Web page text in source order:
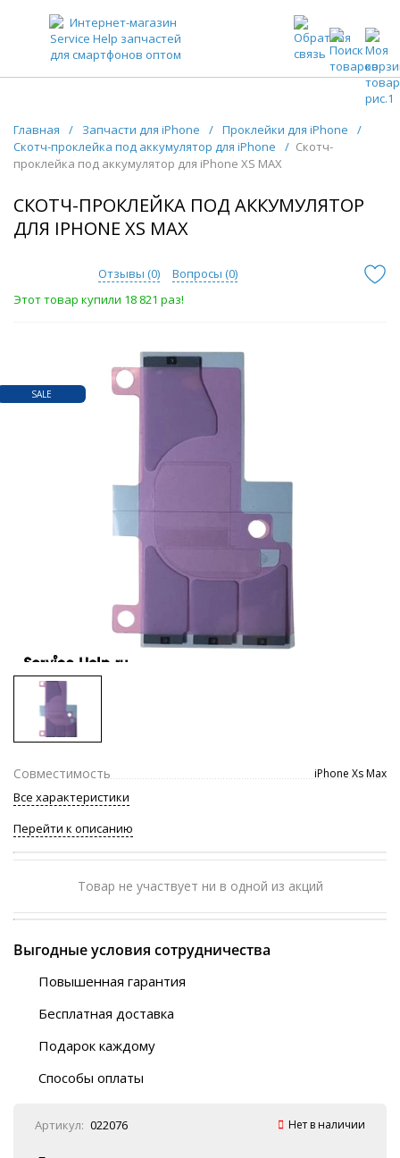
ЗАПЧАСТИ ДЛЯ ТЕЛЕФОНОВ ОПТОМ
Главная / Запчасти для iPhone / Проклейки для iPhone
/
Скотч-проклейка под аккумулятор для iPhone
/ Скотч-
проклейка под аккумулятор для iPhone XS MAX
СКОТЧ-ПРОКЛЕЙКА ПОД АККУМУЛЯТОР
ДЛЯ IPHONE XS MAX
Отзывы (0) Вопросы (0)
Этот товар купили 18 821 раз!
SALE
Совместимость iPhone Xs Max
Все характеристики
Перейти к описанию
Товар не участвует ни в одной из акций
Выгодные условия сотрудничества
Повышенная гарантия
Бесплатная доставка
Автобусы (по ЮФО)
“BlaBlaCar” (по ЮФО)
Подарок каждому
Способы оплаты
Наличные
Артикул: 022076 Нет в наличии